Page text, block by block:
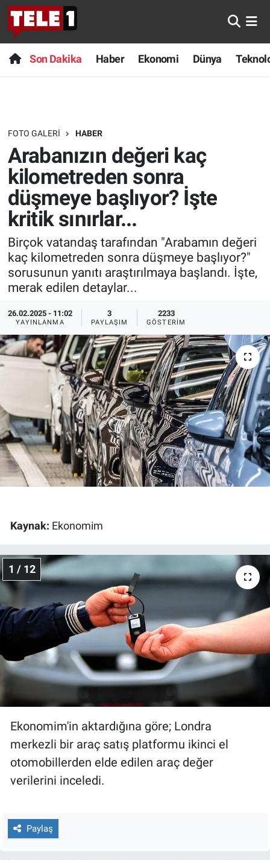
Son Dakika Haber Ekonomi Dünya
FOTO GALERI HABER
Arabanızın değeri kaç
kilometreden sonra
düşmeye başlıyor? İşte
kritik sınırlar...
Birçok vatandaş tarafından "Arabamın değeri
kaç kilometreden sonra düşmeye başlıyor?"
sorusunun yanıtı araştırılmaya başlandı. İşte,
merak edilen detaylar...
26.02.2025 - 11:02
YAYINLANMA
3
PAYLAŞIM
2233
GÖSTERIM
Kaynak: Ekonomim
1 / 12
Ekonomim'in aktardığına göre; Londra
merkezli bir araç satış platformu ikinci el
otomobillerden elde edilen araç değer
verilerini inceledi.
Paylaş
Anında Manşet
Başka Sohbetler
Bilim turu
Bilim ve Teknoloji Evreni
Doğa Konuşuyor
Dünya
Ege Saati
Ege'den Esintiler
Eğitim
Eğlence
Ekonomi
Forum
Gerçeğin İzinde
Gün Başlıyor
Gündem Özel
Günün görüntüsü
Haber
İlan
Koronavirüs
Ne demişti
Son Dakika
Haber
Dünya
Teknoloji
Sağlık
Spor
Yayın Akışı
İletişim
Nöbetçi Eczaneler
Hava Durumu
Trafik Durumu
Süper Lig Puan Durumu ve Fikstür
Tüm Manşetler
Son Dakika Haberleri
Haber Arşivi